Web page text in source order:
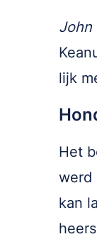
John
lijk
Het
werd
kan